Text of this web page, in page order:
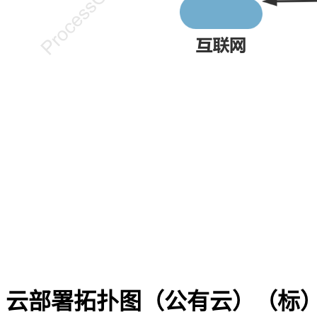
云部署拓扑图（公有云）（标